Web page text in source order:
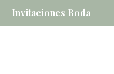
Invitaciones Boda